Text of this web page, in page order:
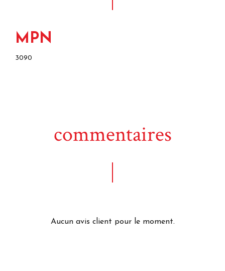
MPN
3090
commentaires
Aucun avis client pour le moment.